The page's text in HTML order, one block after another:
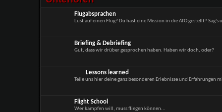
Flugabsprachen
Lust auf einen Flug? Du hast eine Mission in die ATO gestellt? Sag's
Briefing & Debriefing
Gut, dass wir drüber gesprochen haben. Haben wir doch, oder?
Lessons learned
Teile uns hier deine ganz besonderen Erlebnisse und Erfahrungen
Flight School
Wer kämpfen will, muss fliegen können...